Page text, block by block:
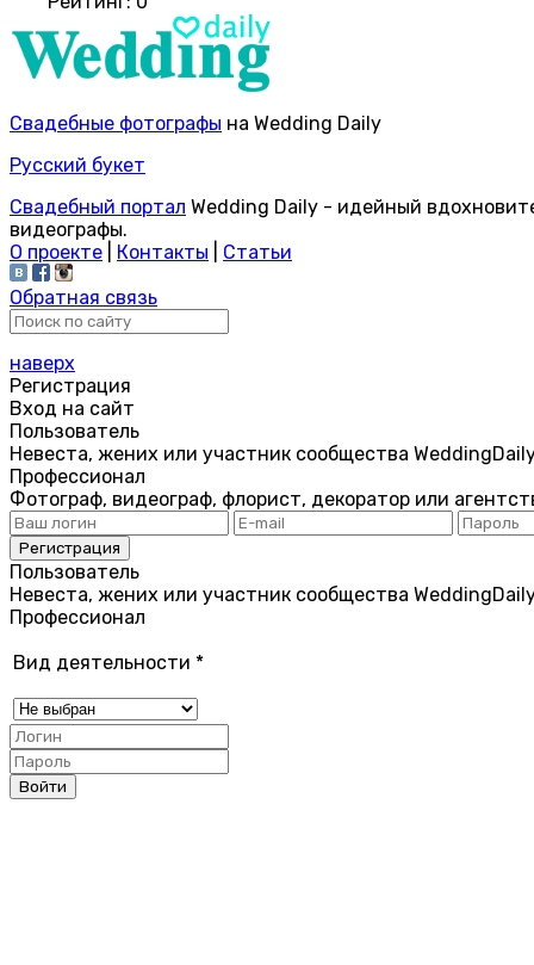
Свадебные фотографы на Wedding Daily
Русский букет
Свадебный портал Wedding Daily - идейный
видеографы.
О проекте
Контакты
Статьи
Обратная связь
наверх
Регистрация
Вход на сайт
Пользователь
Невеста, жених или участник сообщества
Профессионал
Фотограф, видеограф, флорист, декоратор или
Пользователь
Невеста, жених или участник сообщества
Профессионал
Вид деятельности *